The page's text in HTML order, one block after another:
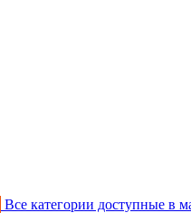
Все категории доступные в